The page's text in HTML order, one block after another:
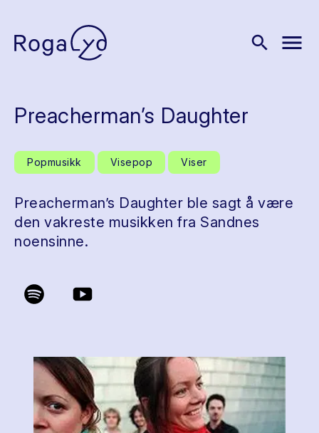
search menu
Preacherman’s Daughter
Popmusikk Visepop Viser
Preacherman’s Daughter ble sagt å være
den vakreste musikken fra Sandnes
noensinne.